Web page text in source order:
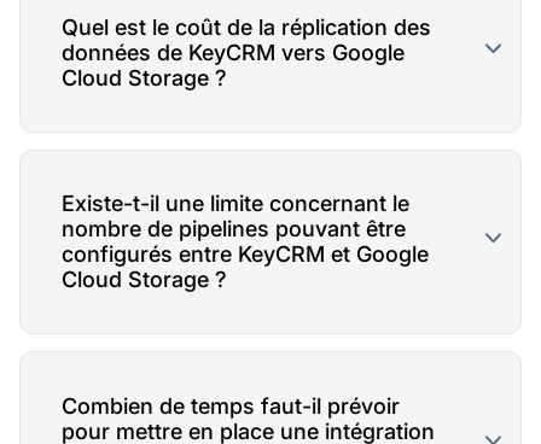
Quel est le coût de la réplication des
données de KeyCRM vers Google
Cloud Storage ?
Existe-t-il une limite concernant le
nombre de pipelines pouvant être
configurés entre KeyCRM et Google
Cloud Storage ?
Combien de temps faut-il prévoir
pour mettre en place une intégration